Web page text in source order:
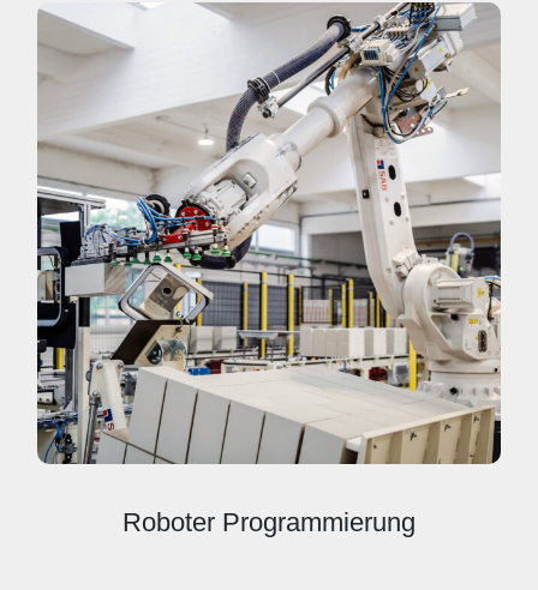
Roboter Programmierung